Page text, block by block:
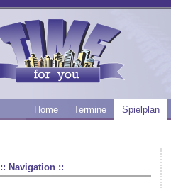
Home Termine Spielplan
:: Navigation ::